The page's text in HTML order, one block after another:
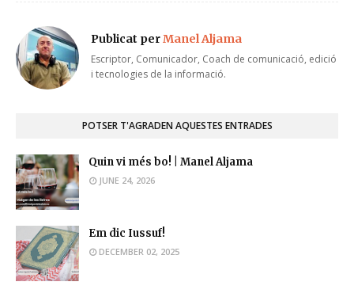
Publicat perManel Aljama
Escriptor, Comunicador, Coach de comunicació, edició
i tecnologies de la informació.
POTSER T'AGRADEN AQUESTES ENTRADES
Quin vi més bo! | Manel Aljama
JUNE 24, 2026
Em dic Iussuf!
DECEMBER 02, 2025